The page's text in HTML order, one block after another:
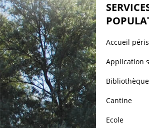
Accueil
Application
Bibliothèque
Cantine
Ecole